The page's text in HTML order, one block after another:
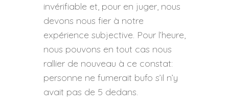
invérifiable et, pour en juger, nous
devons nous fier à notre
expérience subjective. Pour l’heure,
nous pouvons en tout cas nous
rallier de nouveau à ce constat:
personne ne fumerait bufo s’il n’y
avait pas de 5 dedans.